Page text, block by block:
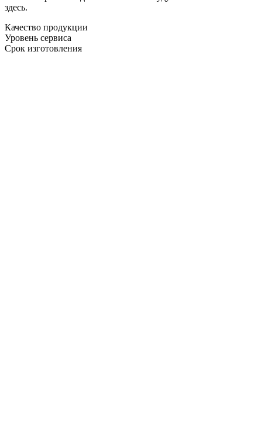
здесь.
Качество продукции
Уровень сервиса
Срок изготовления